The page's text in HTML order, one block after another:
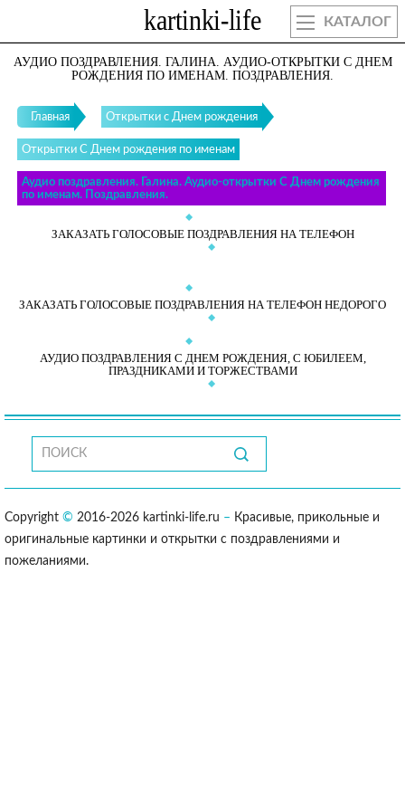
КАТАЛОГ
АУДИО ПОЗДРАВЛЕНИЯ. ГАЛИНА. АУДИО-ОТКРЫТКИ С ДНЕМ
РОЖДЕНИЯ ПО ИМЕНАМ. ПОЗДРАВЛЕНИЯ.
Главная Открытки с Днем рождения
Открытки С Днем рождения по именам
Аудио поздравления. Галина. Аудио-открытки С Днем рождения
по именам. Поздравления.
ЗАКАЗАТЬ ГОЛОСОВЫЕ ПОЗДРАВЛЕНИЯ НА ТЕЛЕФОН
ЗАКАЗАТЬ ГОЛОСОВЫЕ ПОЗДРАВЛЕНИЯ НА ТЕЛЕФОН НЕДОРОГО
АУДИО ПОЗДРАВЛЕНИЯ С ДНЕМ РОЖДЕНИЯ, С ЮБИЛЕЕМ,
ПРАЗДНИКАМИ И ТОРЖЕСТВАМИ
Copyright © 2016-2026 kartinki-life.ru – Красивые, прикольные и
оригинальные картинки и открытки с поздравлениями и
пожеланиями.